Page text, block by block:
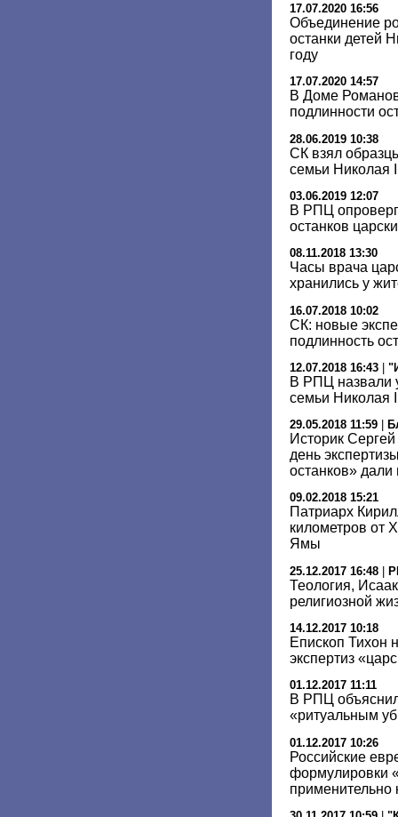
17.07.2020 16:56
Объединение
останки детей
году
17.07.2020 14:57
В Доме
подлинности
28.06.2019 10:38
СК взял
семьи Николая
03.06.2019 12:07
В РПЦ
останков
08.11.2018 13:30
Часы врача
хранились у
16.07.2018 10:02
СК: новые
подлинность
12.07.2018 16:43
В РПЦ назвали
семьи Николая
29.05.2018 11:59
Историк
день
останков»
09.02.2018 15:21
Патриарх
километров от
Ямы
25.12.2017 16:48
Теология,
религиозной
14.12.2017 10:18
Епископ Тихон
экспертиз
01.12.2017 11:11
В РПЦ
«ритуальным
01.12.2017 10:26
Российские
формулировки
применительно